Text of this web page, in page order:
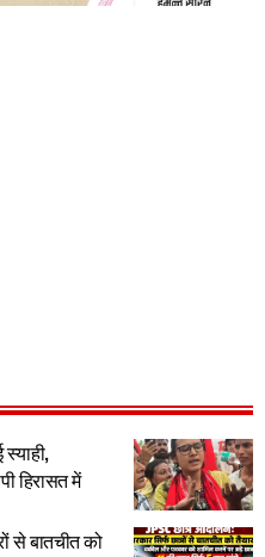
हिरासत में
से बातचीत को